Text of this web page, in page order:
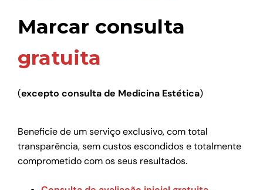
Marcar consulta
gratuita
(excepto consulta de Medicina Estética)
Beneficie de um serviço exclusivo, com total
transparência, sem custos escondidos e totalmente
comprometido com os seus resultados.